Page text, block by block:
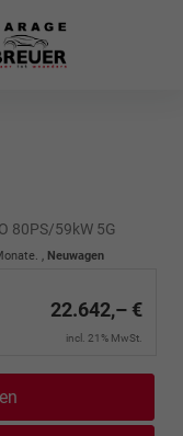
80PS/59kW 5G
, Neuwagen
22.642,– €
incl. 21% MwSt.